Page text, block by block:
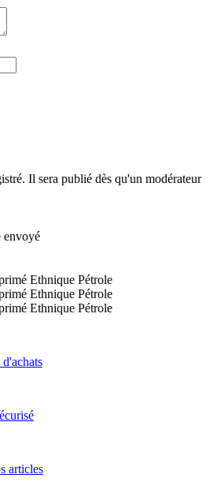
Il sera publié dès qu'un modérateur
envoyé
articles